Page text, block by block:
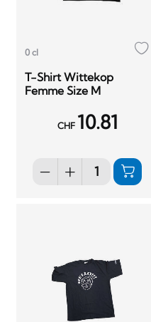
0 cl
T-Shirt Wittekop
Femme Size M
CHF 10.81